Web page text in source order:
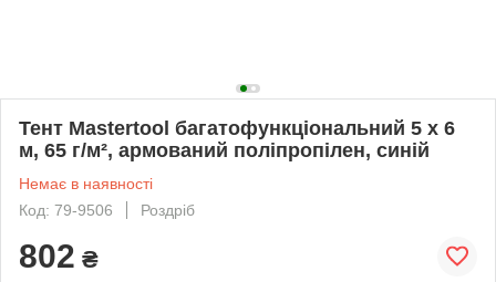
Тент Mastertool багатофункціональний 5 х 6
м, 65 г/м², армований поліпропілен, синій
Немає в наявності
Код: 79-9506
Роздріб
802 ₴